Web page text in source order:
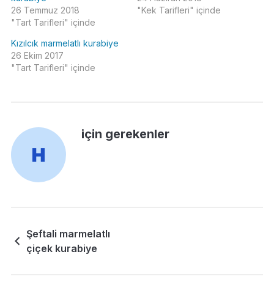
26 Temmuz 2018
"Tart Tarifleri" içinde
"Kek Tarifleri" içinde
Kızılcık marmelatlı kurabiye
26 Ekim 2017
"Tart Tarifleri" içinde
için gerekenler
Şeftali marmelatlı
çiçek kurabiye